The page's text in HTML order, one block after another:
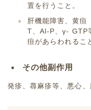
置を行うこと。
肝機能障害、黄疸
T、Al-P、γ- GTP
疸があらわれるこ
その他副作用
発疹、蕁麻疹等、悪心